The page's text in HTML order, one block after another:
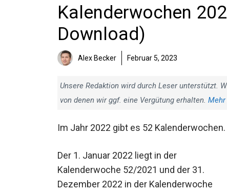
Kalenderwochen
Download)
Alex Becker Februar 5, 2023
Unsere Redaktion wird durch Leser unterstützt.
von denen wir ggf. eine Vergütung erhalten.
Im Jahr 2022 gibt es 52 Kalenderwochen.
Der 1. Januar 2022 liegt in der
Kalenderwoche 52/2021 und der 31.
Dezember 2022 in der Kalenderwoche